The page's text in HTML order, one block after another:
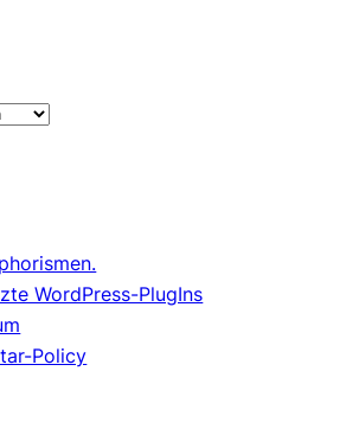
WordPress-PlugIns
Policy